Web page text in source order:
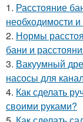
1. Расстояние
необходимости
2. Нормы
бани и
3. Вакуумный
насосы для
4. Как сделать
своими руками?